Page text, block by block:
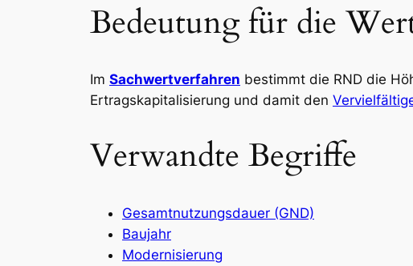
Bedeutung für die
Im Sachwertverfahren bestimmt die RND die
Ertragskapitalisierung und damit den
Verwandte Begriffe
Gesamtnutzungsdauer (GND)
Baujahr
Modernisierung